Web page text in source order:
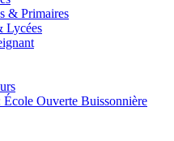
& Primaires
Lycées
École Ouverte Buissonnière